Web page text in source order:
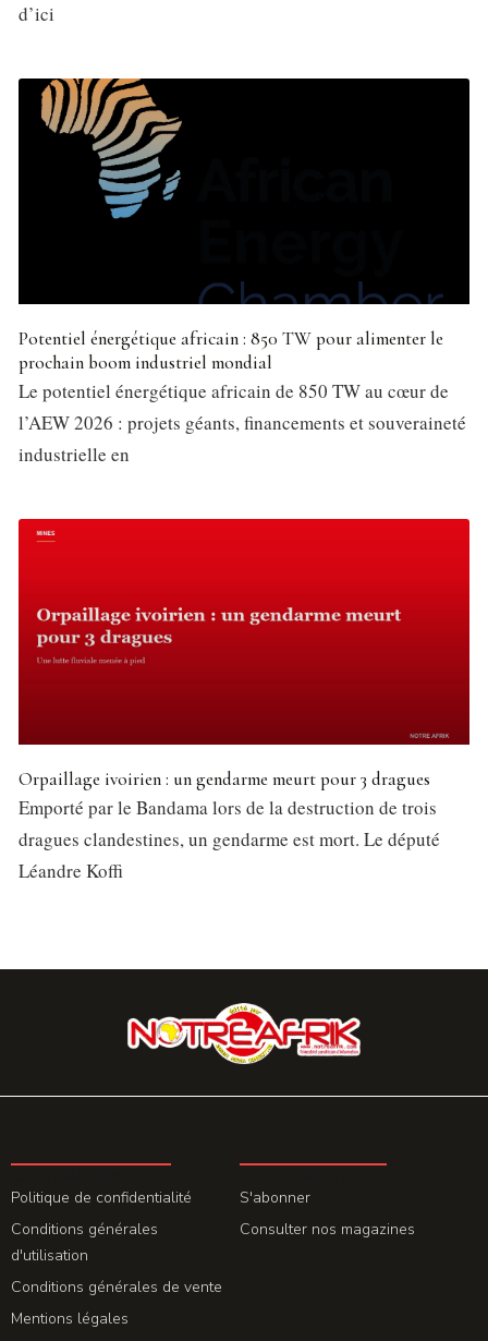
d’ici
Potentiel énergétique africain : 850 TW pour alimenter le
prochain boom industriel mondial
Le potentiel énergétique africain de 850 TW au cœur de
l’AEW 2026 : projets géants, financements et souveraineté
industrielle en
Orpaillage ivoirien : un gendarme meurt pour 3 dragues
Emporté par le Bandama lors de la destruction de trois
dragues clandestines, un gendarme est mort. Le député
Léandre Koffi
Politique de confidentialité
Conditions générales
d'utilisation
Conditions générales de vente
Mentions légales
S'abonner
Consulter nos magazines